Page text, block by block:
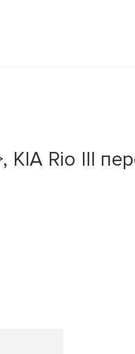
KIA Rio III